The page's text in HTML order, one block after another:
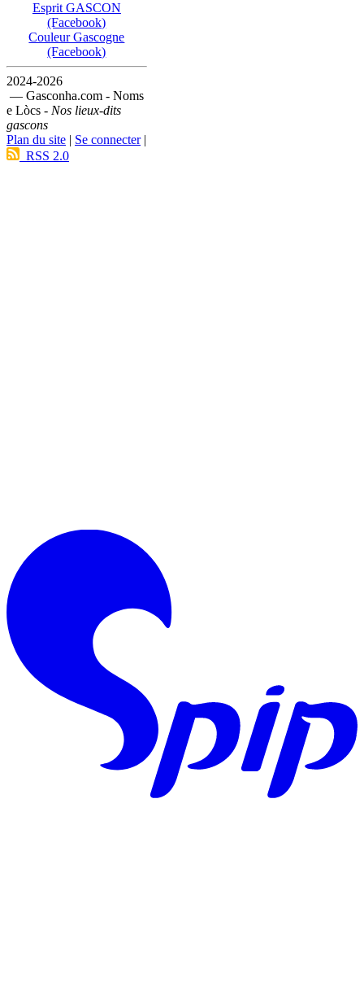
Esprit GASCON
(Facebook)
Couleur Gascogne
(Facebook)
2024-2026
— Gasconha.com - Noms
e Lòcs - Nos lieux-dits
gascons
Plan du site | Se connecter|
RSS 2.0